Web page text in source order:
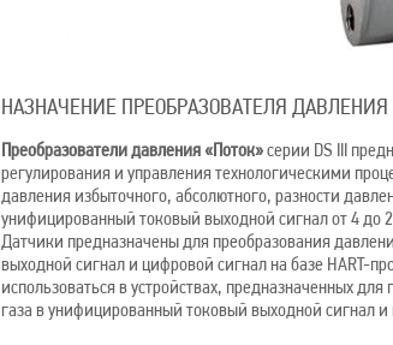
НАЗНАЧЕНИЕ ПРЕОБРАЗОВАТЕЛЯ ДАВЛЕНИЯ
Преобразователи давления «Поток»серии DS III
регулирования и управления технологическими
давления избыточного, абсолютного, разности
унифицированный токовый выходной сигнал от 4 до
Датчики предназначены для преобразования
выходной сигнал и цифровой сигнал на базе HART-
использоваться в устройствах, предназначенных
газа в унифицированный токовый выходной сигнал и